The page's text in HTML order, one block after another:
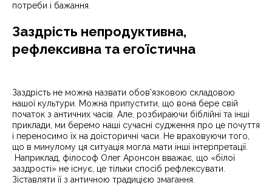
потреби і бажання.
Заздрість непродуктивна,
рефлексивна та егоїстична
Заздрість не можна назвати обов'язковою складовою
нашої культури. Можна припустити, що вона бере свій
початок з античних часів. Але, розбираючи біблійні та інші
приклади, ми беремо наші сучасні судження про це почуття
і переносимо їх на доісторичні часи. Не враховуючи того,
що в минулому ця ситуація могла мати інші інтерпретації.
Наприклад, філософ Олег Аронсон вважає, що «білої
заздрості» не існує, це тільки спосіб рефлексувати.
Зіставляти її з античною традицією змагання.